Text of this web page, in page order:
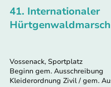
41. Internationaler
Hürtgenwaldmarsch
Vossenack, Sportplatz
Beginn gem. Ausschreibung
Kleiderordnung Zivil / gem.